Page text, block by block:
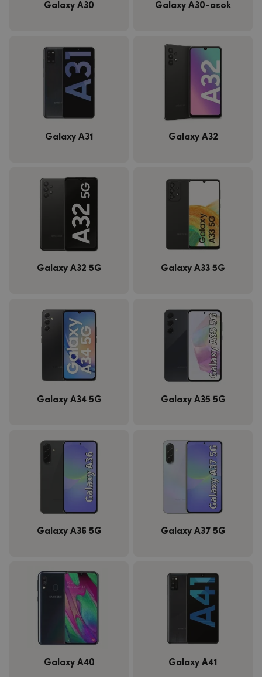
Galaxy A30 Galaxy A30-asok
Galaxy A31 Galaxy A32
Galaxy A32 5G Galaxy A33 5G
Galaxy A34 5G Galaxy A35 5G
Galaxy A36 5G Galaxy A37 5G
Galaxy A40 Galaxy A41